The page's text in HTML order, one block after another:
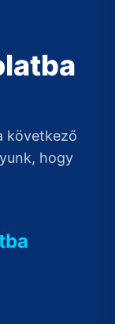
következő
hogy